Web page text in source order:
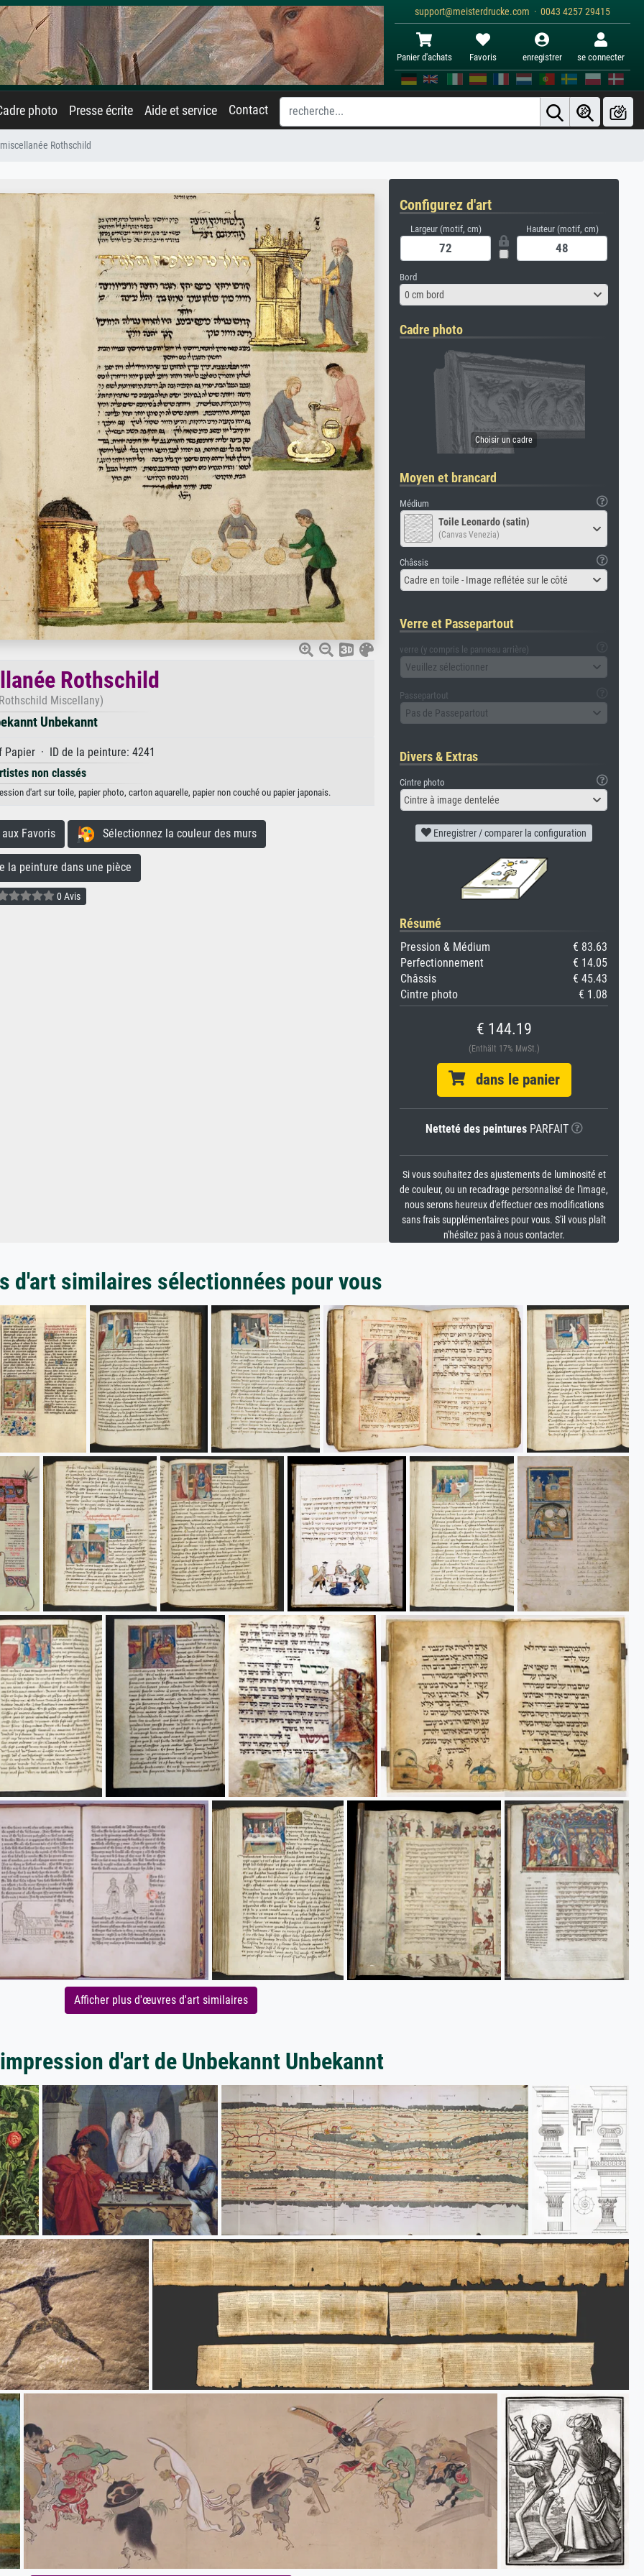
support@meisterdrucke.com · 0043 4257 29415
Panier d'achats Favoris enregistrer se connecter
photo Presse écrite Aide et service Contact
Rothschild
Rothschild
Miscellany)
Unbekannt
· ID de la peinture: 4241
non classés
d'art sur toile, papier photo, carton aquarelle, papier non couché ou papier japonais.
Favoris Sélectionnez la couleur des murs
peinture dans une pièce
0 Avis
Configurez d'art
Largeur (motif, cm) Hauteur (motif, cm)
Bord
0 cm bord
Cadre photo
Moyen et brancard
Médium
Toile Leonardo (satin)
(Canvas Venezia)
Châssis
Cadre en toile - Image reflétée sur le côté
Verre et Passepartout
verre (y compris le panneau arrière)
Veuillez sélectionner
Passepartout
Pas de Passepartout
Divers & Extras
Cintre photo
Cintre à image dentelée
Enregistrer / comparer la configuration
Résumé
Pression & Médium
€ 83.63
Perfectionnement
€ 14.05
Châssis
€ 45.43
Cintre photo
€ 1.08
€ 144.19
(Enthält 17% MwSt.)
dans le panier
Netteté des peinturesPARFAIT
Si vous souhaitez des ajustements de luminosité et
de couleur, ou un recadrage personnalisé de l'image,
nous serons heureux d'effectuer ces modifications
sans frais supplémentaires pour vous. S'il vous plaît
n'hésitez pas à nous contacter.
d'art similaires sélectionnées pour vous
Afficher plus d'œuvres d'art similaires
d'art de Unbekannt Unbekannt